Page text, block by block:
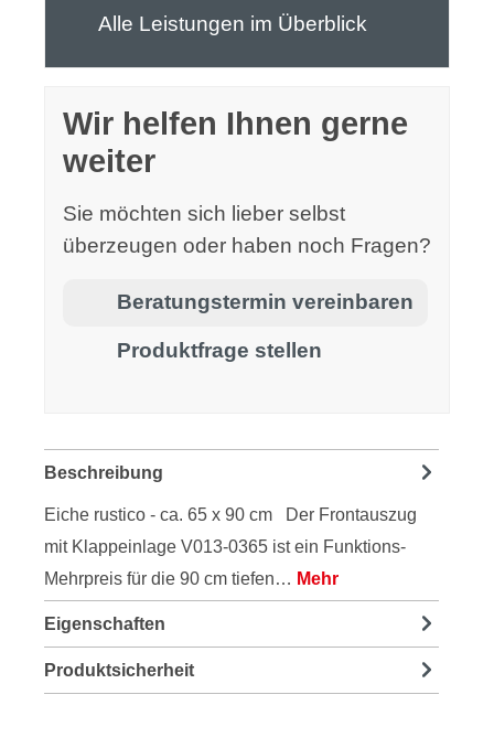
Alle Leistungen im Überblick
Wir helfen Ihnen gerne
weiter
Sie möchten sich lieber selbst
überzeugen oder haben noch Fragen?
Beratungstermin vereinbaren
Produktfrage stellen
Beschreibung
Eiche rustico - ca. 65 x 90 cm Der Frontauszug
mit Klappeinlage V013-0365 ist ein Funktions-
Mehrpreis für die 90 cm tiefen… Mehr
Eigenschaften
Produktsicherheit